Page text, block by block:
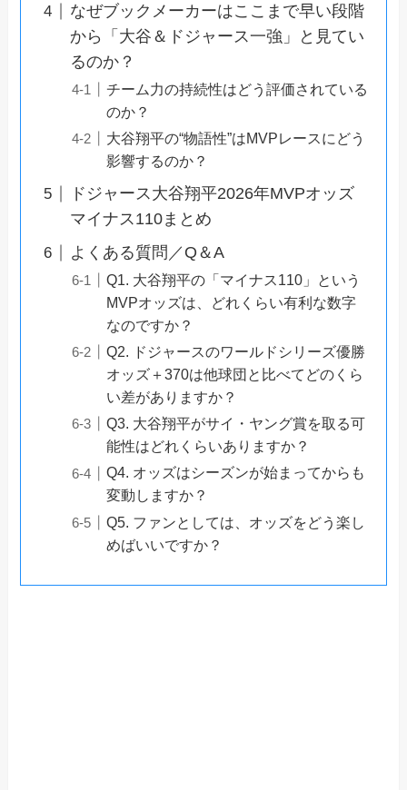
なぜブックメーカーはここまで早い段階
から「大谷＆ドジャース一強」と見てい
るのか？
チーム力の持続性はどう評価されている
のか？
大谷翔平の“物語性”はMVPレースにどう
影響するのか？
ドジャース大谷翔平2026年MVPオッズ
マイナス110まとめ
よくある質問／Q＆A
Q1. 大谷翔平の「マイナス110」という
MVPオッズは、どれくらい有利な数字
なのですか？
Q2. ドジャースのワールドシリーズ優勝
オッズ＋370は他球団と比べてどのくら
い差がありますか？
Q3. 大谷翔平がサイ・ヤング賞を取る可
能性はどれくらいありますか？
Q4. オッズはシーズンが始まってからも
変動しますか？
Q5. ファンとしては、オッズをどう楽し
めばいいですか？